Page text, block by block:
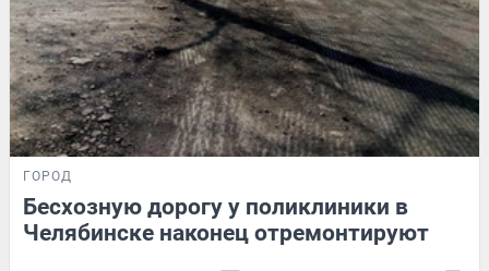
ГОРОД
Бесхозную дорогу у поликлиники в
Челябинске наконец отремонтируют